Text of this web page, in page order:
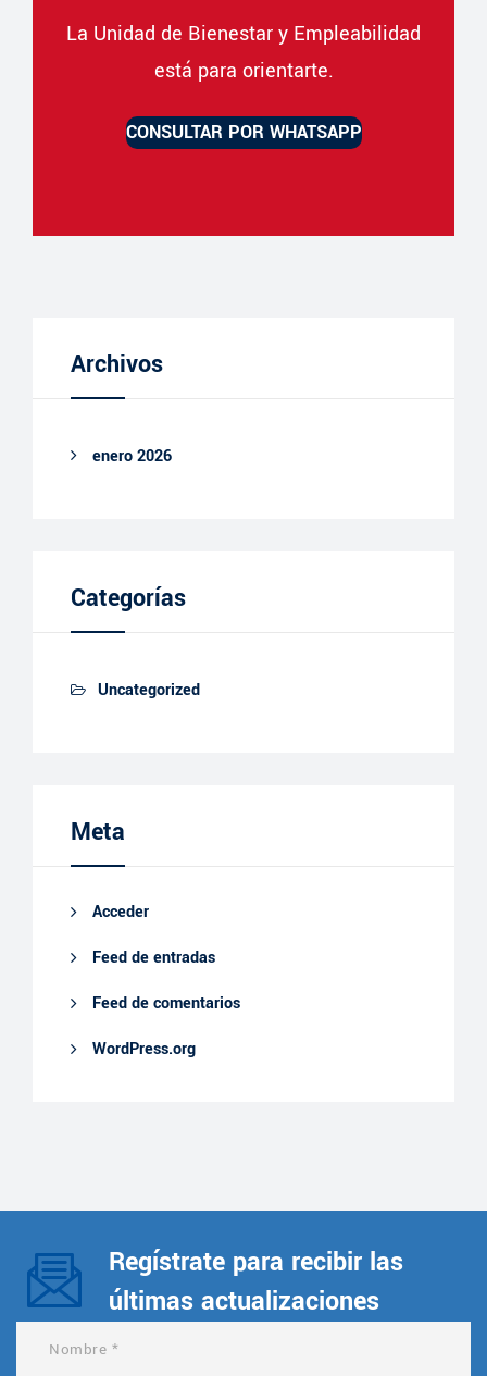
La Unidad de Bienestar y Empleabilidad
está para orientarte.
CONSULTAR POR WHATSAPP
Archivos
enero 2026
Categorías
Uncategorized
Meta
Acceder
Feed de entradas
Feed de comentarios
WordPress.org
Regístrate para recibir las
últimas actualizaciones